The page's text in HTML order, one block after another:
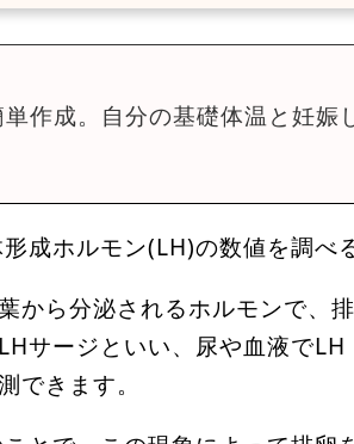
作成。自分の基礎体温と妊娠
成ホルモン(LH)の数値を調べ
から分泌されるホルモンで、
サージといい、尿や血液でLH
できます。